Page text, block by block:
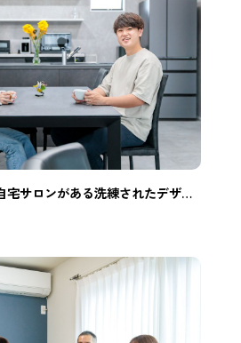
吹き抜けリビングと自宅サロンがある洗練されたデザインの家